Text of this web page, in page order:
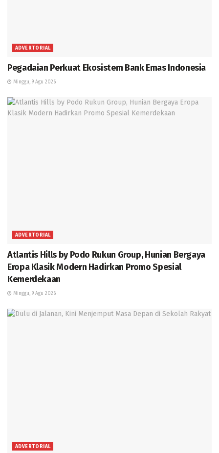
ADVERTORIAL
Pegadaian Perkuat Ekosistem Bank Emas Indonesia
Minggu, 9 Agu 2026
ADVERTORIAL
Atlantis Hills by Podo Rukun Group, Hunian Bergaya
Eropa Klasik Modern Hadirkan Promo Spesial
Kemerdekaan
Minggu, 9 Agu 2026
ADVERTORIAL